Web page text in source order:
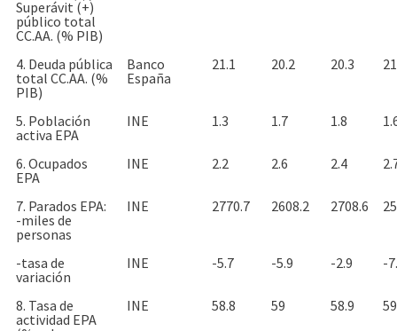
Superávit (+)
público total
CC.AA. (% PIB)
4. Deuda pública
total CC.AA. (%
PIB)
Banco
España
21.1 20.2 20.3 21
5. Población
activa EPA
INE 1.3 1.7 1.8
6. Ocupados
EPA
INE 2.2 2.6 2.4
7. Parados EPA:
-miles de
personas
INE 2770.7 2608.2 2708.6
-tasa de
variación
INE -5.7 -5.9 -2.9 -
8. Tasa de
actividad EPA
INE 58.8 59 58.9 59